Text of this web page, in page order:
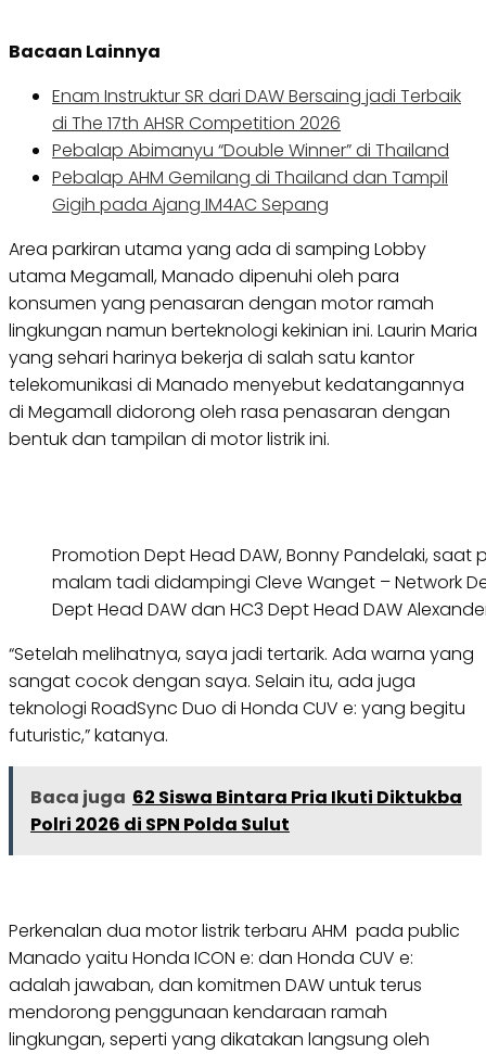
Bacaan Lainnya
Enam Instruktur SR dari DAW Bersaing jadi Terbaik
di The 17th AHSR Competition 2026
Pebalap Abimanyu “Double Winner” di Thailand
Pebalap AHM Gemilang di Thailand dan Tampil
Gigih pada Ajang IM4AC Sepang
Area parkiran utama yang ada di samping Lobby
utama Megamall, Manado dipenuhi oleh para
konsumen yang penasaran dengan motor ramah
lingkungan namun berteknologi kekinian ini. Laurin Maria
yang sehari harinya bekerja di salah satu kantor
telekomunikasi di Manado menyebut kedatangannya
di Megamall didorong oleh rasa penasaran dengan
bentuk dan tampilan di motor listrik ini.
Promotion Dept Head DAW, Bonny Pandelaki, saat
malam tadi didampingi Cleve Wanget – Network
Dept Head DAW dan HC3 Dept Head DAW
“Setelah melihatnya, saya jadi tertarik. Ada warna yang
sangat cocok dengan saya. Selain itu, ada juga
teknologi RoadSync Duo di Honda CUV e: yang begitu
futuristic,” katanya.
Baca juga 62 Siswa Bintara Pria Ikuti Diktukba
Polri 2026 di SPN Polda Sulut
Perkenalan dua motor listrik terbaru AHM pada public
Manado yaitu Honda ICON e: dan Honda CUV e:
adalah jawaban, dan komitmen DAW untuk terus
mendorong penggunaan kendaraan ramah
lingkungan, seperti yang dikatakan langsung oleh